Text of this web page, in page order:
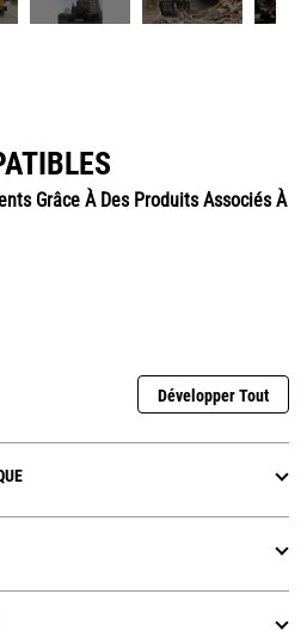
Grâce À Des Produits Associés À
Développer Tout